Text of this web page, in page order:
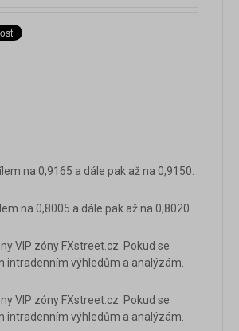
na 0,9165 a dále pak až na 0,9150.
na 0,8005 a dále pak až na 0,8020.
VIP zóny FXstreet.cz. Pokud se
intradenním výhledům a analýzám.
VIP zóny FXstreet.cz. Pokud se
intradenním výhledům a analýzám.